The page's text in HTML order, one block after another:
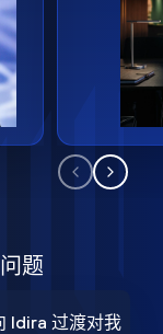
题
Idira 过渡对我